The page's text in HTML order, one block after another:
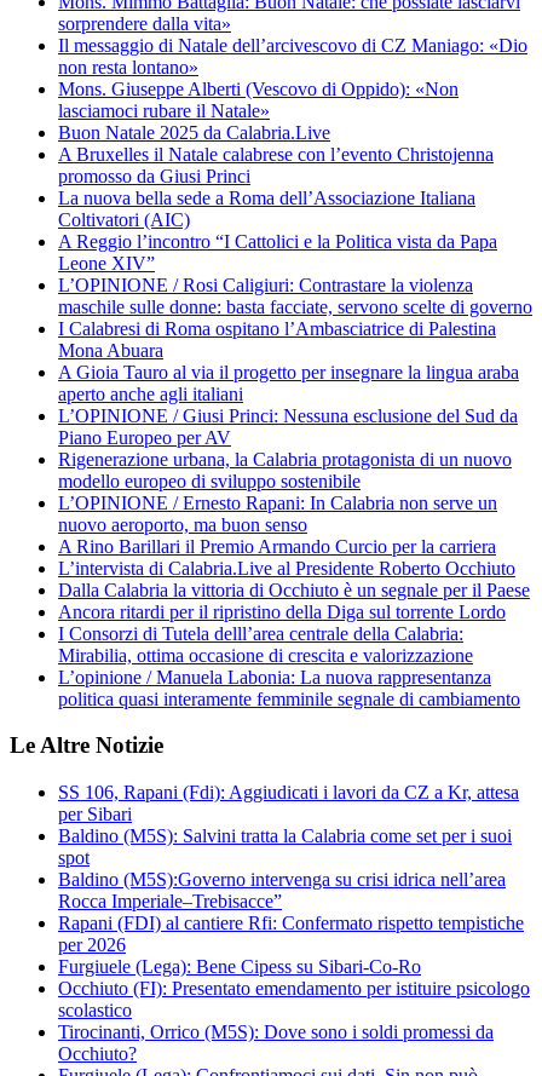
sorprendere dalla vita»
Il messaggio di Natale dell’arcivescovo di CZ Maniago: «Dio
non resta lontano»
Mons. Giuseppe Alberti (Vescovo di Oppido): «Non
lasciamoci rubare il Natale»
Buon Natale 2025 da Calabria.Live
A Bruxelles il Natale calabrese con l’evento Christojenna
promosso da Giusi Princi
La nuova bella sede a Roma dell’Associazione Italiana
Coltivatori (AIC)
A Reggio l’incontro “I Cattolici e la Politica vista da Papa
Leone XIV”
L’OPINIONE / Rosi Caligiuri: Contrastare la violenza
maschile sulle donne: basta facciate, servono scelte di governo
I Calabresi di Roma ospitano l’Ambasciatrice di Palestina
Mona Abuara
A Gioia Tauro al via il progetto per insegnare la lingua araba
aperto anche agli italiani
L’OPINIONE / Giusi Princi: Nessuna esclusione del Sud da
Piano Europeo per AV
Rigenerazione urbana, la Calabria protagonista di un nuovo
modello europeo di sviluppo sostenibile
L’OPINIONE / Ernesto Rapani: In Calabria non serve un
nuovo aeroporto, ma buon senso
A Rino Barillari il Premio Armando Curcio per la carriera
L’intervista di Calabria.Live al Presidente Roberto Occhiuto
Dalla Calabria la vittoria di Occhiuto è un segnale per il Paese
Ancora ritardi per il ripristino della Diga sul torrente Lordo
I Consorzi di Tutela delll’area centrale della Calabria:
Mirabilia, ottima occasione di crescita e valorizzazione
L’opinione / Manuela Labonia: La nuova rappresentanza
politica quasi interamente femminile segnale di cambiamento
Le Altre Notizie
SS 106, Rapani (Fdi): Aggiudicati i lavori da CZ a Kr, attesa
per Sibari
Baldino (M5S): Salvini tratta la Calabria come set per i suoi
spot
Baldino (M5S):Governo intervenga su crisi idrica nell’area
Rocca Imperiale–Trebisacce”
Rapani (FDI) al cantiere Rfi: Confermato rispetto tempistiche
per 2026
Furgiuele (Lega): Bene Cipess su Sibari-Co-Ro
Occhiuto (FI): Presentato emendamento per istituire psicologo
scolastico
Tirocinanti, Orrico (M5S): Dove sono i soldi promessi da
Occhiuto?